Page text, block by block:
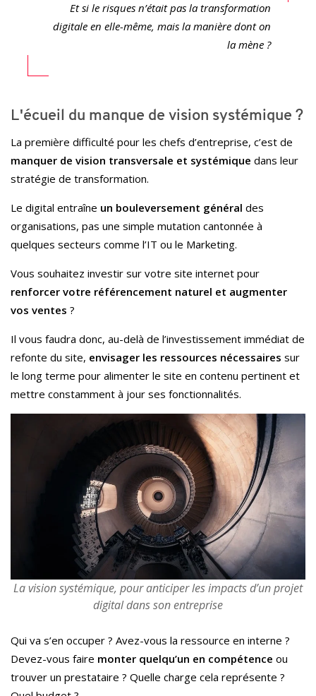
Et si le risques n’était pas la transformation
digitale en elle-même, mais la manière dont on
la mène ?
L'écueil du manque de vision systémique ?
La première difficulté pour les chefs d’entreprise, c’est de
manquer de vision transversale et systémique dans leur
stratégie de transformation.
Le digital entraîne un bouleversement général des
organisations, pas une simple mutation cantonnée à
quelques secteurs comme l’IT ou le Marketing.
Vous souhaitez investir sur votre site internet pour
renforcer votre référencement naturel et augmenter
vos ventes ?
Il vous faudra donc, au-delà de l’investissement immédiat de
refonte du site, envisager les ressources nécessaires sur
le long terme pour alimenter le site en contenu pertinent et
mettre constamment à jour ses fonctionnalités.
La vision systémique, pour anticiper les impacts d’un projet
digital dans son entreprise
Qui va s’en occuper ? Avez-vous la ressource en interne ?
Devez-vous faire monter quelqu’un en compétence ou
trouver un prestataire ? Quelle charge cela représente ?